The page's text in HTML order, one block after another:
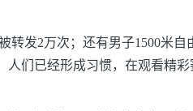
转发2万次；还有男子1500米自
人们已经形成习惯，在观看精彩